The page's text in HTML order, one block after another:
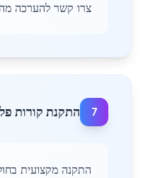
צרו קשר להערכה מהירה.
7 התקנת קורות
התקנה מקצועית